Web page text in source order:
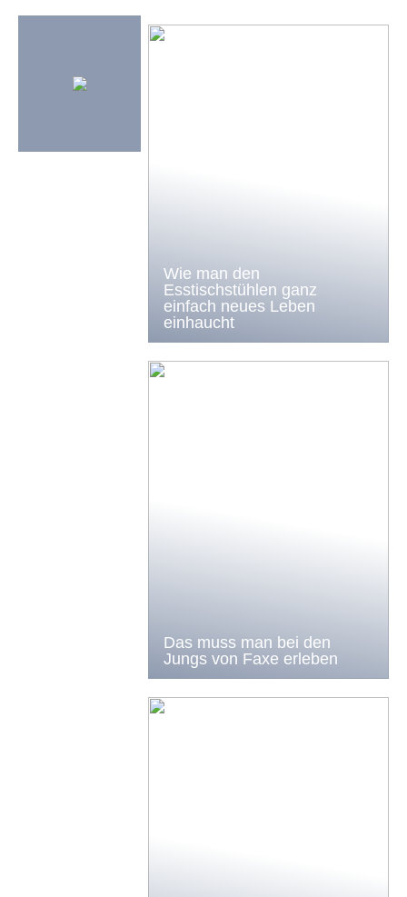
Wie man den
Esstischstühlen ganz
einfach neues Leben
einhaucht
Das muss man bei den
Jungs von Faxe erleben